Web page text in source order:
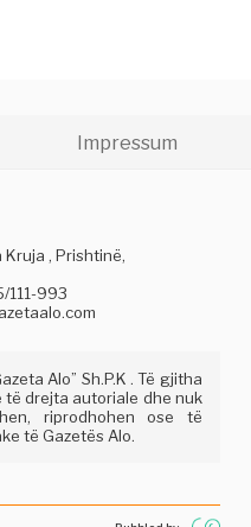
Impressum
Kruja , Prishtinë,
111-993
Alo” Sh.P.K . Të gjitha
drejta autoriale dhe nuk
riprodhohen ose të
të Gazetës Alo.